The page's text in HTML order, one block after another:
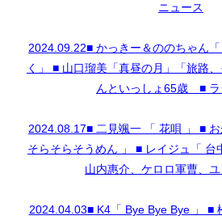
ニュース
2024.09.22■ かっきー＆ののちゃん
く」 ■ 山口瑠美「真昼の月」「旅路
んといっしょ65歳 ■ ラ
2024.08.17■ 二見颯一 「 花唄 」 ■
そらそらそうめん 」 ■ レイジュ「 台
山内惠介、ケロロ軍曹、
2024.04.03■ K4「 Bye Bye Bye 」 ■